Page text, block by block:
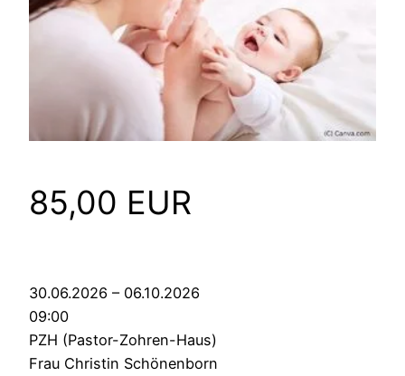
85,00 EUR
30.06.2026 – 06.10.2026
09:00
PZH (Pastor-Zohren-Haus)
Frau Christin Schönenborn